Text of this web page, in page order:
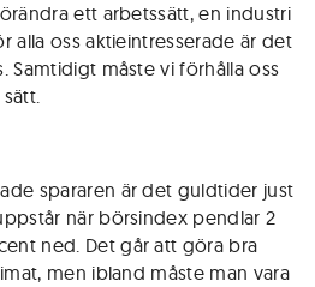
ett arbetssätt, en industri
alla oss aktieintresserade är det
Samtidigt måste vi förhålla oss
spararen är det guldtider just
när börsindex pendlar 2
ned. Det går att göra bra
men ibland måste man vara